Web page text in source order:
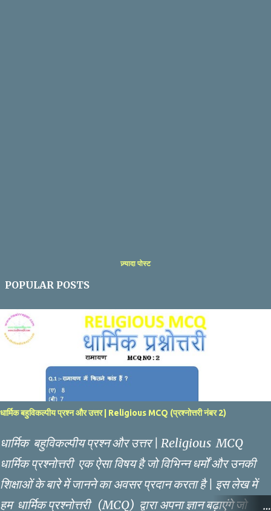
ज़्यादा पोस्ट
POPULAR POSTS
धार्मिक बहुविकल्पीय प्रश्न और उत्तर | Religious MCQ (प्रश्नोत्तरी नंबर 2)
धार्मिक बहुविकल्पीय प्रश्न और उत्तर | Religious MCQ
धार्मिक प्रश्नोत्तरी एक ऐसा विषय है जो विभिन्न धर्मों और उनकी
शिक्षाओं के बारे में जानने का अवसर प्रदान करता है | इस लेख में
हम धार्मिक प्रश्नोत्तरी (MCQ) द्वारा अपना ज्ञान बढ़ाएंगे जो